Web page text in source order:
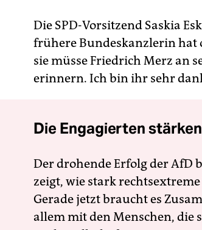
Die SPD-Vorsitzend Saskia
frühere Bundeskanzlerin hat
sie müsse Friedrich Merz an
erinnern. Ich bin ihr sehr
Die Engagierten stärken
Der drohende Erfolg der AfD
zeigt, wie stark
Gerade jetzt braucht es
allem mit den Menschen, die